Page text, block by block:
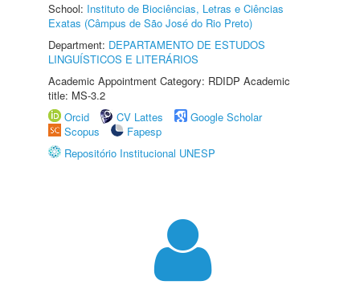
School: Instituto de Biociências, Letras e Ciências
Exatas (Câmpus de São José do Rio Preto)
Department: DEPARTAMENTO DE ESTUDOS
LINGUÍSTICOS E LITERÁRIOS
Academic Appointment Category: RDIDP Academic
title: MS-3.2
Orcid
CV Lattes
Google Scholar
Scopus
Fapesp
Repositório Institucional UNESP